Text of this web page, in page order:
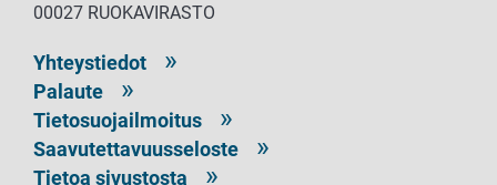
00027 RUOKAVIRASTO
Yhteystiedot
Palaute
Tietosuojailmoitus
Saavutettavuusseloste
Tietoa sivustosta